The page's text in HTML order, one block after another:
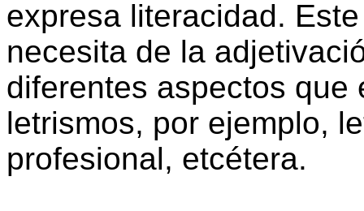
expresa literacidad.
necesita de la
diferentes aspectos que
letrismos, por ejemplo,
profesional, etcétera.